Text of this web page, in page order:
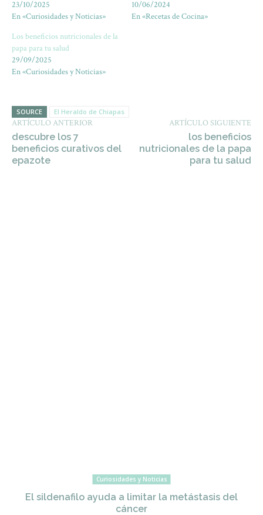
23/10/2025
En «Curiosidades y Noticias»
10/06/2024
En «Recetas de Cocina»
Los beneficios nutricionales de la
papa para tu salud
29/09/2025
En «Curiosidades y Noticias»
SOURCE El Heraldo de Chiapas
ARTÍCULO ANTERIOR
descubre los 7
beneficios curativos del
epazote
ARTÍCULO SIGUIENTE
los beneficios
nutricionales de la papa
para tu salud
Curiosidades y Noticias
El sildenafilo ayuda a limitar la metástasis del
cáncer